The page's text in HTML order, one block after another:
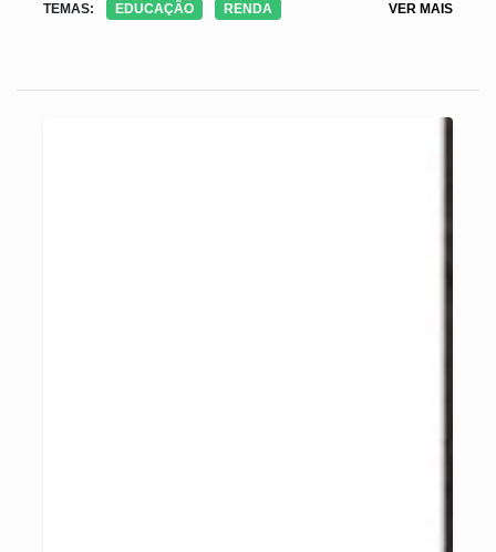
cuidado com a criança e o adolescente envolvem o bem-estar de
acompanhamento psicológico e direcionamento profissional de
TEMAS: EDUCAÇÃO RENDA VER MAIS